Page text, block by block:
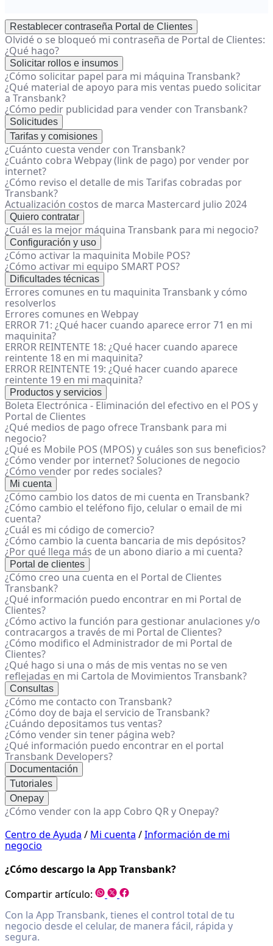
Restablecer contraseña Portal de Clientes
Olvidé o se bloqueó mi contraseña de Portal de Clientes:
¿Qué hago?
Solicitar rollos e insumos
¿Cómo solicitar papel para mi máquina Transbank?
¿Qué material de apoyo para mis ventas puedo solicitar
a Transbank?
¿Cómo pedir publicidad para vender con Transbank?
Solicitudes
Tarifas y comisiones
¿Cuánto cuesta vender con Transbank?
¿Cuánto cobra Webpay (link de pago) por vender por
internet?
¿Cómo reviso el detalle de mis Tarifas cobradas por
Transbank?
Actualización costos de marca Mastercard julio 2024
Quiero contratar
¿Cuál es la mejor máquina Transbank para mi negocio?
Configuración y uso
¿Cómo activar la maquinita Mobile POS?
¿Cómo activar mi equipo SMART POS?
Dificultades técnicas
Errores comunes en tu maquinita Transbank y cómo
resolverlos
Errores comunes en Webpay
ERROR 71: ¿Qué hacer cuando aparece error 71 en mi
maquinita?
ERROR REINTENTE 18: ¿Qué hacer cuando aparece
reintente 18 en mi maquinita?
ERROR REINTENTE 19: ¿Qué hacer cuando aparece
reintente 19 en mi maquinita?
Productos y servicios
Boleta Electrónica - Eliminación del efectivo en el POS y
Portal de Clientes
¿Qué medios de pago ofrece Transbank para mi
negocio?
¿Qué es Mobile POS (MPOS) y cuáles son sus beneficios?
¿Cómo vender por internet? Soluciones de negocio
¿Cómo vender por redes sociales?
Mi cuenta
¿Cómo cambio los datos de mi cuenta en Transbank?
¿Cómo cambio el teléfono fijo, celular o email de mi
cuenta?
¿Cuál es mi código de comercio?
¿Cómo cambio la cuenta bancaria de mis depósitos?
¿Por qué llega más de un abono diario a mi cuenta?
Portal de clientes
¿Cómo creo una cuenta en el Portal de Clientes
Transbank?
¿Qué información puedo encontrar en mi Portal de
Clientes?
¿Cómo activo la función para gestionar anulaciones y/o
contracargos a través de mi Portal de Clientes?
¿Cómo modifico el Administrador de mi Portal de
Clientes?
¿Qué hago si una o más de mis ventas no se ven
reflejadas en mi Cartola de Movimientos Transbank?
Consultas
¿Cómo me contacto con Transbank?
¿Cómo doy de baja el servicio de Transbank?
¿Cuándo depositamos tus ventas?
¿Cómo vender sin tener página web?
¿Qué información puedo encontrar en el portal
Transbank Developers?
Documentación
Tutoriales
Onepay
¿Cómo vender con la app Cobro QR y Onepay?
Centro de Ayuda / Mi cuenta /Información de mi
negocio
¿Cómo descargo la App Transbank?
Compartir artículo:
Con la App Transbank, tienes el control total de tu
negocio desde el celular, de manera fácil, rápida y
segura.